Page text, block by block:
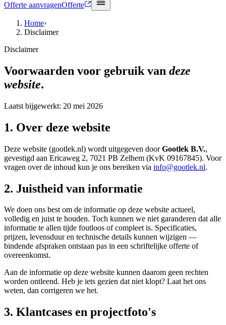
Offerte aanvragenOfferte
Home›
Disclaimer
Disclaimer
Voorwaarden voor gebruik van deze
website.
Laatst bijgewerkt: 20 mei 2026
1. Over deze website
Deze website (gootlek.nl) wordt uitgegeven door Gootlek B.V.,
gevestigd aan Ericaweg 2, 7021 PB Zelhem (KvK 09167845). Voor
vragen over de inhoud kun je ons bereiken via info@gootlek.nl.
2. Juistheid van informatie
We doen ons best om de informatie op deze website actueel,
volledig en juist te houden. Toch kunnen we niet garanderen dat alle
informatie te allen tijde foutloos of compleet is. Specificaties,
prijzen, levensduur en technische details kunnen wijzigen —
bindende afspraken ontstaan pas in een schriftelijke offerte of
overeenkomst.
Aan de informatie op deze website kunnen daarom geen rechten
worden ontleend. Heb je iets gezien dat niet klopt? Laat het ons
weten, dan corrigeren we het.
3. Klantcases en projectfoto's